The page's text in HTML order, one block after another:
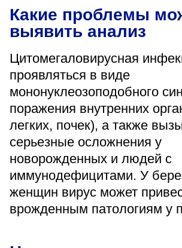
Версия для
Какие проблемы
выявить анализ
Цитомегаловирусная
проявляться в виде
мононуклеозоподобного
поражения внутренних
легких, почек), а также
серьезные осложнения у
новорожденных и людей с
иммунодефицитами. У
женщин вирус может
врожденным патологиям у